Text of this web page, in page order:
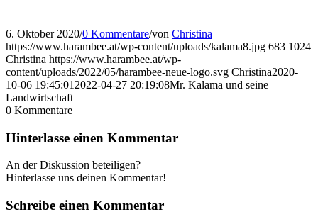
6. Oktober 2020/0 Kommentare/von Christina
https://www.harambee.at/wp-content/uploads/kalama8.jpg 683 1024
Christina https://www.harambee.at/wp-
content/uploads/2022/05/harambee-neue-logo.svg Christina2020-
10-06 19:45:01 2022-04-27 20:19:08Mr. Kalama und seine
Landwirtschaft
0 Kommentare
Hinterlasse einen Kommentar
An der Diskussion beteiligen?
Hinterlasse uns deinen Kommentar!
Schreibe einen Kommentar